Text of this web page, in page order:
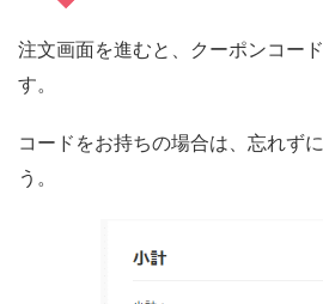
注文画面を進むと、クーポンコー
す。
コードをお持ちの場合は、忘れず
う。